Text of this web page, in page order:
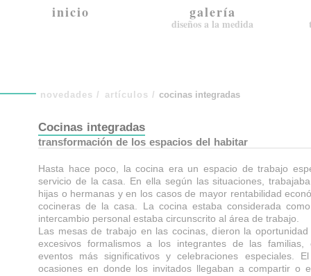
inicio galería
diseños a la medida
novedades / artículos / cocinas integradas
Cocinas integradas
transformación de los espacios del habitar
Hasta hace poco, la cocina era un espacio de trabajo
servicio de la casa. En ella según las situaciones,
hijas o hermanas y en los casos de mayor rentabilidad
cocineras de la casa. La cocina estaba considerada
intercambio personal estaba circunscrito al área de trabajo.
Las mesas de trabajo en las cocinas, dieron la
excesivos formalismos a los integrantes de las
eventos más significativos y celebraciones especiales.
ocasiones en donde los invitados llegaban a compartir o